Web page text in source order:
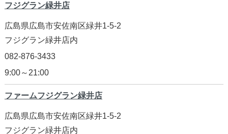
フジグラン緑井店
広島県広島市安佐南区緑井1-5-2
フジグラン緑井店内
082-876-3433
9:00～21:00
ファームフジグラン緑井店
広島県広島市安佐南区緑井1-5-2
フジグラン緑井店内